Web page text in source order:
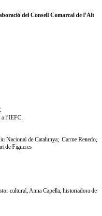
del Consell Comarcal de l’Alt
l’IEFC.
Nacional de Catalunya; Carme Renedo,
de Figueres
cultural, Anna Capella, historiadora de